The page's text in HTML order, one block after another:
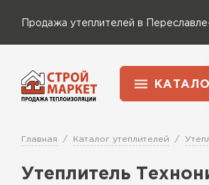
Продажа утеплителей в
Главная Каталог утеплителей
Утеплитель
Доставка и оплата
Перейти в каталог
Утеплитель
Утеплитель Rockwool